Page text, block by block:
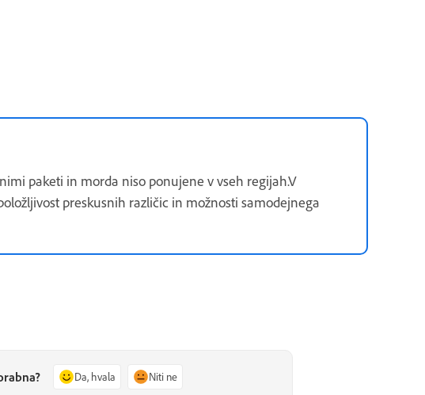
paketi in morda niso ponujene v vseh regijah.V
preskusnih različic in možnosti samodejnega
Da, hvala Niti ne